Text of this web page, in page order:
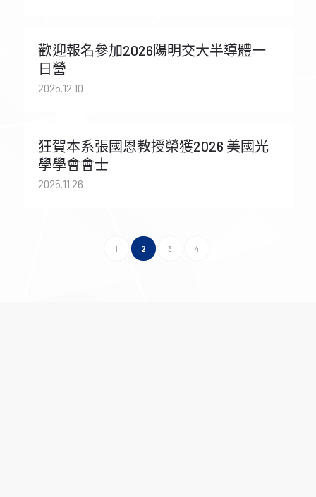
歡迎報名參加2026陽明交大半導體一
日營
2025.12.10
狂賀本系張國恩教授榮獲2026 美國光
學學會會士
2025.11.26
1 2 3 4